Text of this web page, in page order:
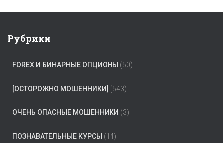
Рубрики
FOREX И БИНАРНЫЕ ОПЦИОНЫ (50)
[ОСТОРОЖНО МОШЕННИКИ] (543)
ОЧЕНЬ ОПАСНЫЕ МОШЕННИКИ (3)
ПОЗНАВАТЕЛЬНЫЕ КУРСЫ (14)